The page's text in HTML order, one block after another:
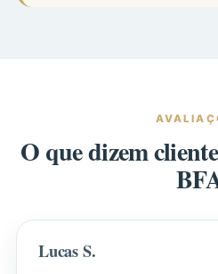
O que dizem
Lucas S.